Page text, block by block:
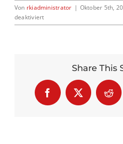
Von rkiadministrator | Oktober 5th,
deaktiviertfür
Buch01
Share This
Facebook
X